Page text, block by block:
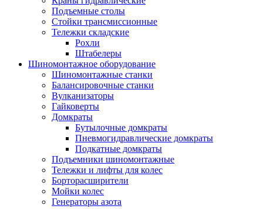
Подъемные столы
Стойки трансмиссионные
Тележки складские
Рохли
Штабелеры
Шиномонтажное оборудование
Шиномонтажные станки
Балансировочные станки
Вулканизаторы
Гайковерты
Домкраты
Бутылочные домкраты
Пневмогидравлические домкраты
Подкатные домкраты
Подъемники шиномонтажные
Тележки и лифты для колес
Борторасширители
Мойки колес
Генераторы азота